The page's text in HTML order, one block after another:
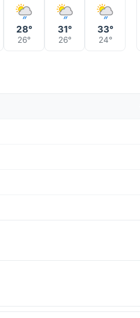
28°
26°
31°
26°
33°
24°